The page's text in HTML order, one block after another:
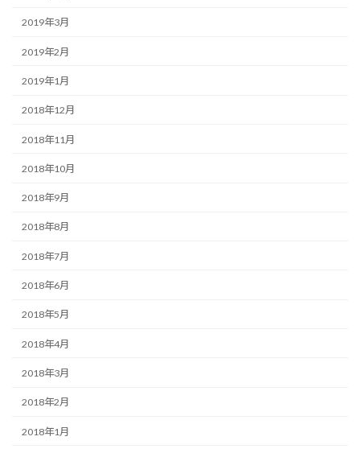
2019年3月
2019年2月
2019年1月
2018年12月
2018年11月
2018年10月
2018年9月
2018年8月
2018年7月
2018年6月
2018年5月
2018年4月
2018年3月
2018年2月
2018年1月